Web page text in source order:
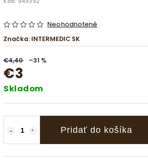
Neohodnotené
Značka: INTERMEDIC SK
€4,40 –31 %
€3
Skladom
Pridať do košíka